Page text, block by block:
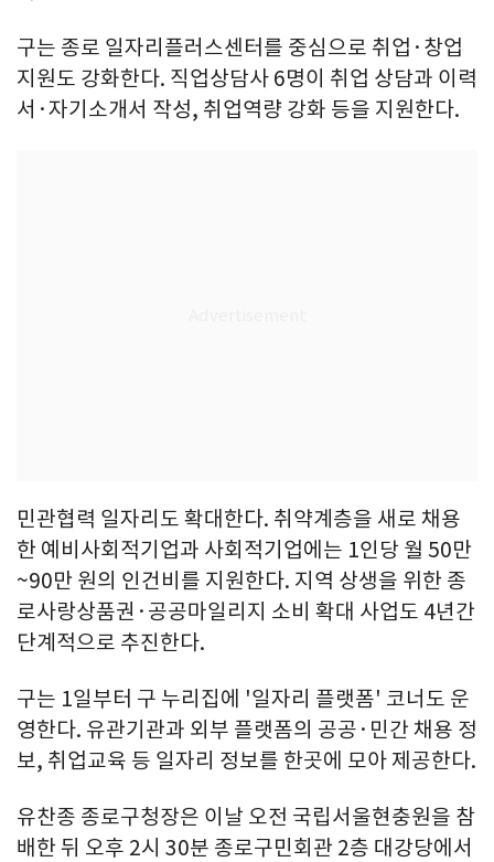
구는 종로 일자리플러스센터를 중심으로 취업·창업
지원도 강화한다. 직업상담사 6명이 취업 상담과 이력
서·자기소개서 작성, 취업역량 강화 등을 지원한다.
민관협력 일자리도 확대한다. 취약계층을 새로 채용
한 예비사회적기업과 사회적기업에는 1인당 월 50만
~90만 원의 인건비를 지원한다. 지역 상생을 위한 종
로사랑상품권·공공마일리지 소비 확대 사업도 4년간
단계적으로 추진한다.
구는 1일부터 구 누리집에 '일자리 플랫폼' 코너도 운
영한다. 유관기관과 외부 플랫폼의 공공·민간 채용 정
보, 취업교육 등 일자리 정보를 한곳에 모아 제공한다.
유찬종 종로구청장은 이날 오전 국립서울현충원을 참
배한 뒤 오후 2시 30분 종로구민회관 2층 대강당에서